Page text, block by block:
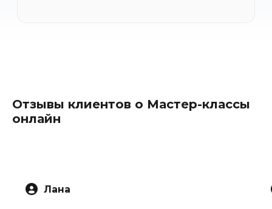
Отзывы клиентов о Мастер-классы
онлайн
Лана